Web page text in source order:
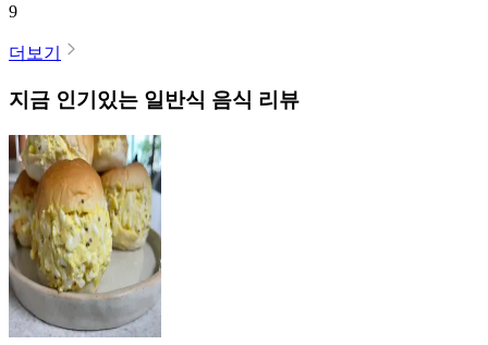
9
더보기
지금 인기있는 일반식 음식 리뷰